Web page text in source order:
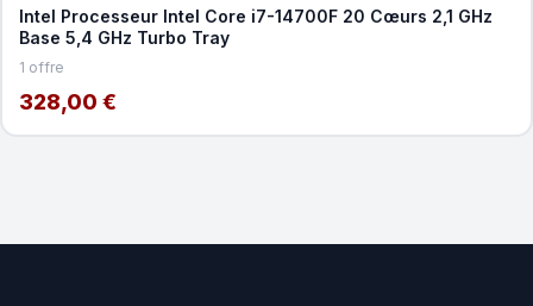
Intel Processeur Intel Core i7-14700F 20 Cœurs 2,1 GHz
Base 5,4 GHz Turbo Tray
1 offre
328,00 €